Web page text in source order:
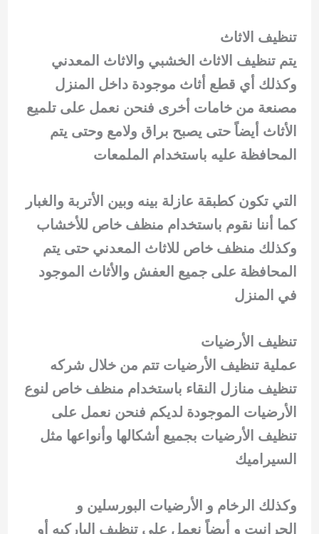
تنظيف الاثاث
يتم تنظيف الاثاث الخشبي والاثاث المعدني
وكذلك أي قطع أثاث موجودة داخل المنزل
مصنعة من خامات أخرى فنحن نعمل على تلميع
الأثاث أيضاً حتى يصبح براق ولامع وحتى يتم
المحافظة عليه باستخدام الملمعات
التي تكون كطبقة عازلة بينه وبين الأتربة والغبار
كما أننا نقوم باستخدام منظف خاص للأخشاب
وكذلك منظف خاص للاثاث المعدني حتى يتم
المحافظة على جميع العفش والأثاث الموجود
في المنزل
تنظيف الأرضيات
عملية تنظيف الأرضيات تتم من خلال شركه
تنظيف منازل النقاء باستخدام منظف خاص لنوع
الأرضيات الموجودة لديكم فنحن نعمل على
تنظيف الأرضيات بجميع أشكالها وأنواعها مثل
السيراميك
وكذلك الرخام و الأرضيات البورسلين و
الجرانيت و أيضاً نعمل على تنظيف الباركيه أو